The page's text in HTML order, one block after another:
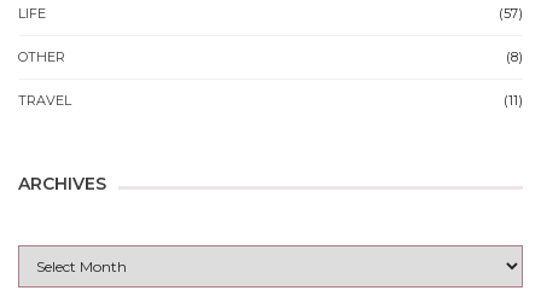
LIFE (57)
OTHER (8)
TRAVEL (11)
ARCHIVES